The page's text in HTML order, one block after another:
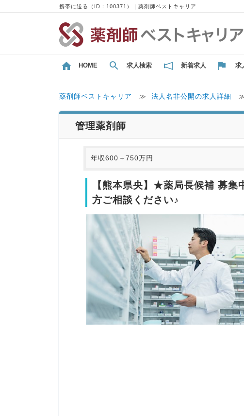
携帯に送る（ID：100371）｜薬剤師ベストキャリア
HOME 求人検索 新着求人 求
薬剤師ベストキャリア ≫ 法人名非公開の求人詳細
管理薬剤師
年収600～750万円
【熊本県央】★薬局長候補 募
方ご相談ください♪